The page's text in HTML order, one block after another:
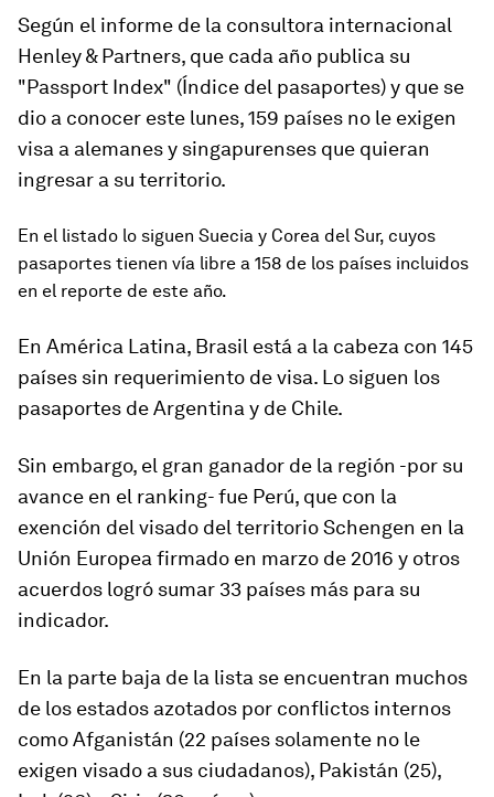
Según el informe de la consultora internacional
Henley & Partners, que cada año publica su
"Passport Index" (Índice del pasaportes) y que se
dio a conocer este lunes, 159 países no le exigen
visa a alemanes y singapurenses que quieran
ingresar a su territorio.
En el listado lo siguen Suecia y Corea del Sur, cuyos
pasaportes tienen vía libre a 158 de los países incluidos
en el reporte de este año.
En América Latina, Brasil está a la cabeza con 145
países sin requerimiento de visa. Lo siguen los
pasaportes deArgentina y de Chile.
Sin embargo, el gran ganador de la región -por su
avance en el ranking- fue Perú, que con la
exención del visado del territorioSchengen en la
Unión Europea firmado en marzo de 2016 y otros
acuerdos logró sumar 33 países más para su
indicador.
En la parte baja de la lista se encuentran muchos
de los estados azotados por conflictos internos
como Afganistán (22 países solamente no le
exigen visado a sus ciudadanos), Pakistán (25),